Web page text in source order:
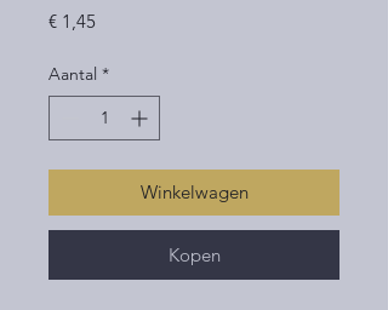
€ 1,45Prijs
Aantal *
Winkelwagen
Kopen